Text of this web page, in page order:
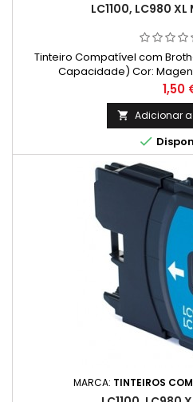
LC1100, LC980 XL
Tinteiro Compatível com
Capacidade) Cor:
1,50
 Adicionar

MARCA: TINTEIROS